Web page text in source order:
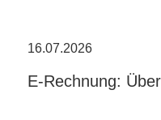
16.07.2026
E-Rechnung: